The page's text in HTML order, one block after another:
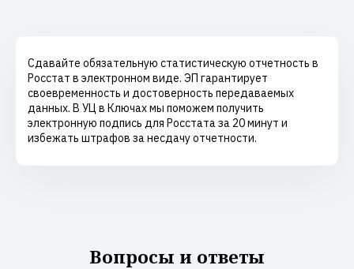
Сдавайте обязательную статистическую отчетность в
Росстат в электронном виде. ЭП гарантирует
своевременность и достоверность передаваемых
данных. В УЦ в Ключах мы поможем получить
электронную подпись для Росстата за 20 минут и
избежать штрафов за несдачу отчетности.
Вопросы и ответы